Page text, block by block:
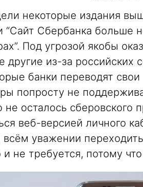
некоторые издания
“Сайт Сбербанка больше
Под угрозой якобы
другие из-за российских
банки переводят
попросту не
не осталось сберовского
веб-версией личного
всём уважении
не требуется, потому